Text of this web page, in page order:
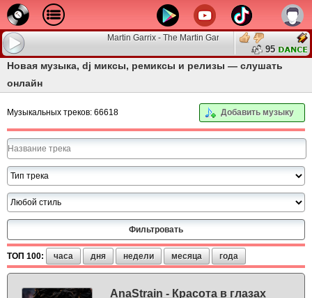
Martin Garrix - The Martin Garrix Show
95
Новая музыка, dj миксы, ремиксы и релизы — слушать
онлайн
Музыкальных треков: 66618 Добавить музыку
ТОП 100: часа дня недели месяца года
AnaStrain - Красота в глазах